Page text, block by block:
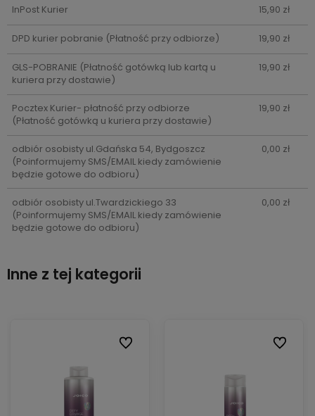
InPost Kurier 15,90 zł
DPD kurier pobranie (Płatność przy odbiorze) 19,90 zł
GLS-POBRANIE (Płatność gotówką lub kartą u
kuriera przy dostawie)
19,90 zł
Pocztex Kurier- płatność przy odbiorze
(Płatność gotówką u kuriera przy dostawie)
19,90 zł
odbiór osobisty ul.Gdańska 54, Bydgoszcz
(Poinformujemy SMS/EMAIL kiedy zamówienie
będzie gotowe do odbioru)
0,00 zł
odbiór osobisty ul.Twardzickiego 33
(Poinformujemy SMS/EMAIL kiedy zamówienie
będzie gotowe do odbioru)
0,00 zł
Inne z tej kategorii
Do ulubionych
Do ulubionych Do
Do